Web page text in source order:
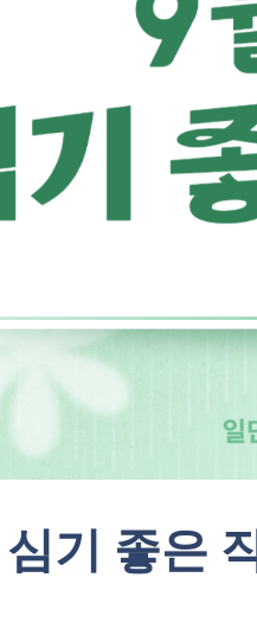
기 좋은